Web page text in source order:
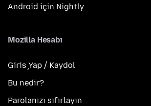
Android için Nightly
Mozilla Hesabı
Giriş Yap / Kaydol
Bu nedir?
Parolanızı sıfırlayın